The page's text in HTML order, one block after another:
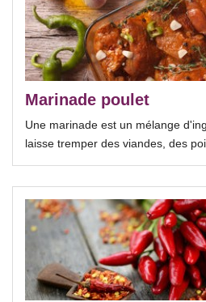
Marinade poulet
Une marinade est un mélange
laisse tremper des viandes, des